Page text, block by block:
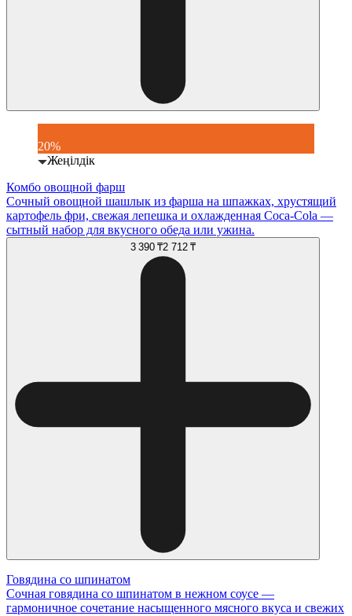
20%
Жеңілдік
Комбо овощной фарш
Сочный овощной шашлык из фарша на шпажках, хрустящий
картофель фри, свежая лепешка и охлажденная Coca-Cola —
сытный набор для вкусного обеда или ужина.
3 390 ₸2 712 ₸
Говядина со шпинатом
Сочная говядина со шпинатом в нежном соусе —
гармоничное сочетание насыщенного мясного вкуса и свежих